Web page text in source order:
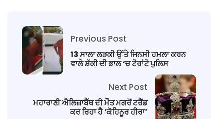
Previous Post
13 ਸਾਲਾ ਲੜਕੀ ਉੱਤੇ ਜਿਨਸੀ ਹਮਲਾ ਕਰਨ
ਵਾਲੇ ਸ਼ੱਕੀ ਦੀ ਭਾਲ ‘ਚ ਟੋਰਾਂਟੋ ਪੁਲਿਸ
Next Post
ਮਹਾਰਾਣੀ ਐਲਿਜ਼ਾਬੈੱਥ ਦੀ ਮੌਤ ਮਗਰੋਂ ਟਰੈਂਡ
ਕਰ ਰਿਹਾ ਹੈ ‘ਕੋਹਿਨੂਰ ਹੀਰਾ’